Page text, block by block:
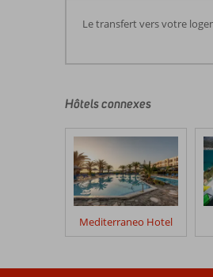
Le transfert vers votre
écrits
nos
clients
après
leur
séjour
Happy
Hôtels connexes
Mediterraneo Hotel